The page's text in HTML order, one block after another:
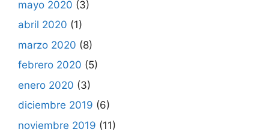
mayo 2020 (3)
abril 2020 (1)
marzo 2020 (8)
febrero 2020 (5)
enero 2020 (3)
diciembre 2019 (6)
noviembre 2019 (11)